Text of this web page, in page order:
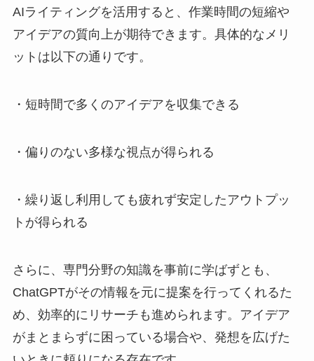
AIライティングを活用すると、作業時間の短縮や
アイデアの質向上が期待できます。具体的なメリ
ットは以下の通りです。
・短時間で多くのアイデアを収集できる
・偏りのない多様な視点が得られる
・繰り返し利用しても疲れず安定したアウトプッ
トが得られる
さらに、専門分野の知識を事前に学ばずとも、
ChatGPTがその情報を元に提案を行ってくれるた
め、効率的にリサーチも進められます。アイデア
がまとまらずに困っている場合や、発想を広げた